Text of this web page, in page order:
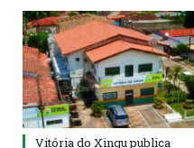
Vitória do Xingu publica